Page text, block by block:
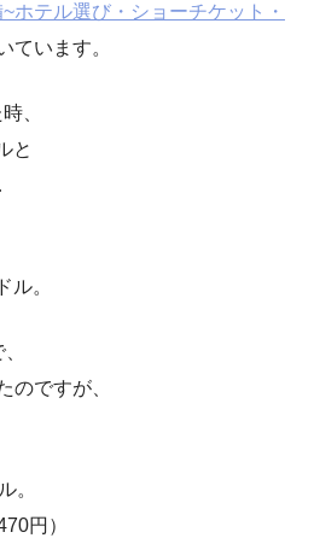
ホテル選び・ショーチケット・
ています。
、
と
ル。
のですが、
。
円）